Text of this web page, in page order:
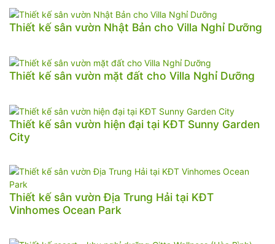
Thiết kế sân vườn Nhật Bản cho Villa Nghỉ Dưỡng
Thiết kế sân vườn mặt đất cho Villa Nghỉ Dưỡng
Thiết kế sân vườn hiện đại tại KĐT Sunny Garden
City
Thiết kế sân vườn Địa Trung Hải tại KĐT
Vinhomes Ocean Park